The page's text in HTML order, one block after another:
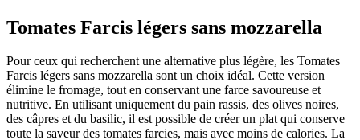
Tomates Farcis légers sans mozzarella
Pour ceux qui recherchent une alternative plus légère, les Tomates
Farcis légers sans mozzarella sont un choix idéal. Cette version
élimine le fromage, tout en conservant une farce savoureuse et
nutritive. En utilisant uniquement du pain rassis, des olives noires,
des câpres et du basilic, il est possible de créer un plat qui conserve
toute la saveur des tomates farcies, mais avec moins de calories. La